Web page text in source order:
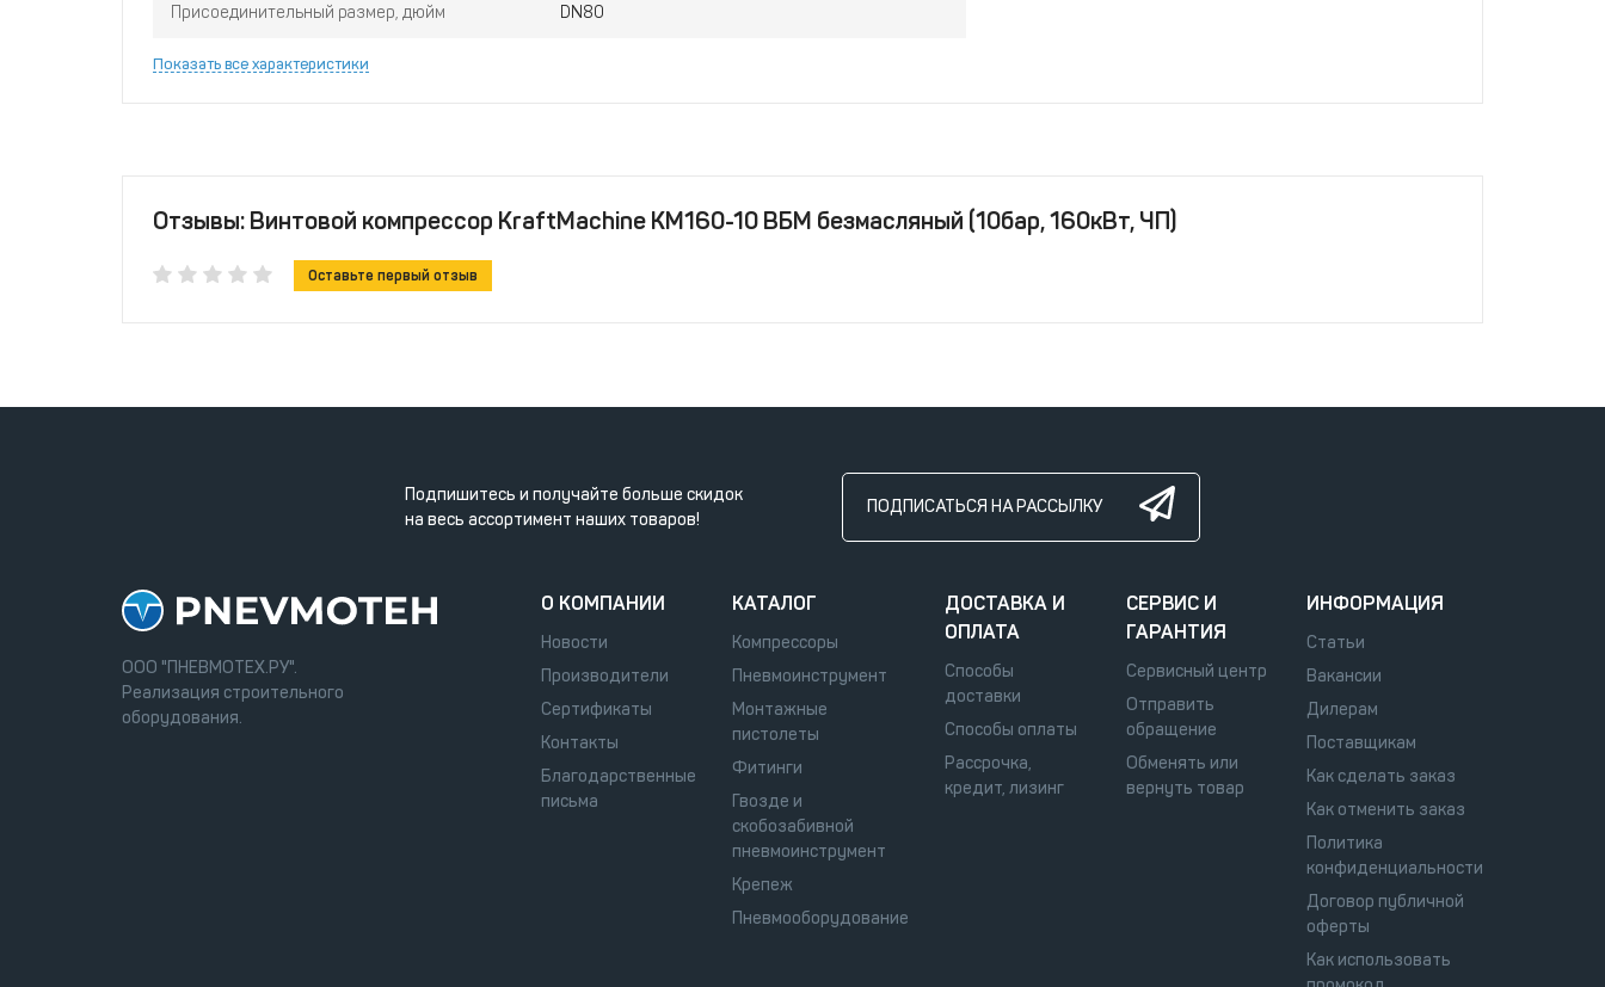
Присоединительный размер, дюйм DN80
Показать все характеристики
Отзывы: Винтовой компрессор KraftMachine KM160-10 ВБМ безмасляный (10бар, 160кВт, ЧП)
Оставьте первый отзыв
Подпишитесь и получайте больше скидок
на весь ассортимент наших товаров!
ПОДПИСАТЬСЯ НА РАССЫЛКУ
ООО "ПНЕВМОТЕХ.РУ".
Реализация строительного
оборудования.
О КОМПАНИИ
Новости
Производители
Сертификаты
Контакты
Благодарственные
письма
КАТАЛОГ
Компрессоры
Пневмоинструмент
Монтажные
пистолеты
Фитинги
Гвозде и
скобозабивной
пневмоинструмент
Крепеж
Пневмооборудование
ДОСТАВКА И
ОПЛАТА
Способы
доставки
Способы оплаты
Рассрочка,
кредит, лизинг
СЕРВИС И
ГАРАНТИЯ
Сервисный центр
Отправить
обращение
Обменять или
вернуть товар
ИНФОРМАЦИЯ
Статьи
Вакансии
Дилерам
Поставщикам
Как сделать заказ
Как отменить заказ
Политика
конфиденциальности
Договор публичной
оферты
Как использовать